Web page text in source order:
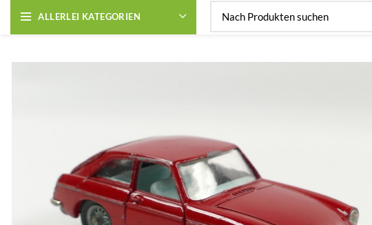
ALLERLEI KATEGORIEN